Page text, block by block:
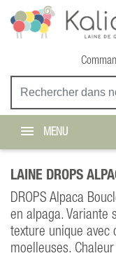
MENU
LAINE DROPS
DROPS Alpaca
en alpaga. Variante
texture unique avec
moelleuses.